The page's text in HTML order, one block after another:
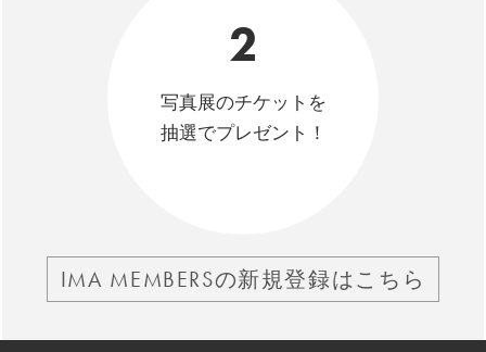
2
写真展のチケットを
抽選でプレゼント！
IMA MEMBERSの新規登録はこちら